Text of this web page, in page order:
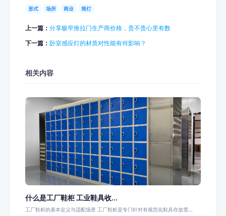
形式 场所 商业 筒灯
上一篇： 分享极窄推拉门生产商价格，贵不贵心里有数
下一篇： 卧室感应灯的材质对性能有何影响？
相关内容
什么是工厂鞋柜 工业鞋具收...
工厂鞋柜的基本定义与适配场景 工厂鞋柜是专门针对有规范化鞋具存放需...